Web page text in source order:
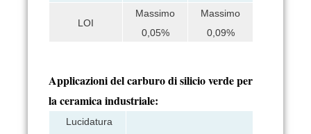
LOI
Massimo
0,05%
Massimo
0,09%
Applicazioni del carburo di silicio verde per
la ceramica industriale:
Lucidatura